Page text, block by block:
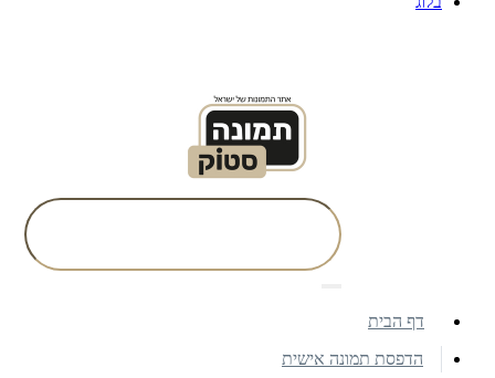
דף הבית
הדפסת תמונה אישית